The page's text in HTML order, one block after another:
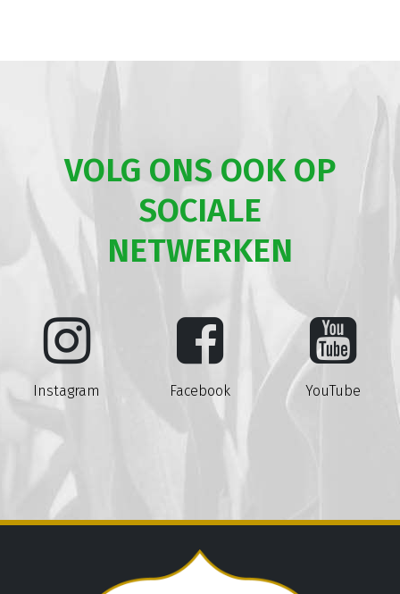
VOLG ONS OOK OP
SOCIALE
NETWERKEN
Instagram Facebook YouTube